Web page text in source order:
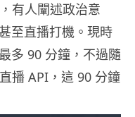
有人闡述政治意
至直播打機。現時
多 90 分鐘，不過隨
播 API，這 90 分鐘